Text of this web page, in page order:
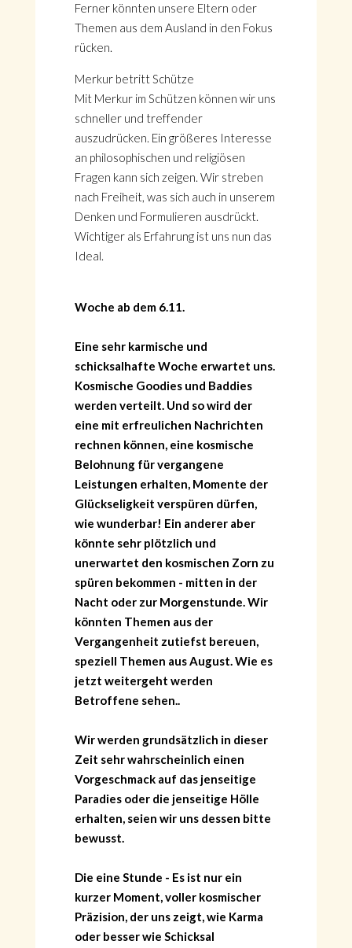
Ferner könnten unsere Eltern oder
Themen aus dem Ausland in den Fokus
rücken.
Merkur betritt Schütze
Mit Merkur im Schützen können wir uns
schneller und treffender
auszudrücken. Ein größeres Interesse
an philosophischen und religiösen
Fragen kann sich zeigen. Wir streben
nach Freiheit, was sich auch in unserem
Denken und Formulieren ausdrückt.
Wichtiger als Erfahrung ist uns nun das
Ideal.
Woche ab dem 6.11.
Eine sehr karmische und
schicksalhafte Woche erwartet uns.
Kosmische Goodies und Baddies
werden verteilt. Und so wird der
eine mit erfreulichen Nachrichten
rechnen können, eine kosmische
Belohnung für vergangene
Leistungen erhalten, Momente der
Glückseligkeit verspüren dürfen,
wie wunderbar! Ein anderer aber
könnte sehr plötzlich und
unerwartet den kosmischen Zorn zu
spüren bekommen - mitten in der
Nacht oder zur Morgenstunde. Wir
könnten Themen aus der
Vergangenheit zutiefst bereuen,
speziell Themen aus August. Wie es
jetzt weitergeht werden
Betroffene sehen..
Wir werden grundsätzlich in dieser
Zeit sehr wahrscheinlich einen
Vorgeschmack auf das jenseitige
Paradies oder die jenseitige Hölle
erhalten, seien wir uns dessen bitte
bewusst.
Die eine Stunde - Es ist nur ein
kurzer Moment, voller kosmischer
Präzision, der uns zeigt, wie Karma
oder besser wie Schicksal